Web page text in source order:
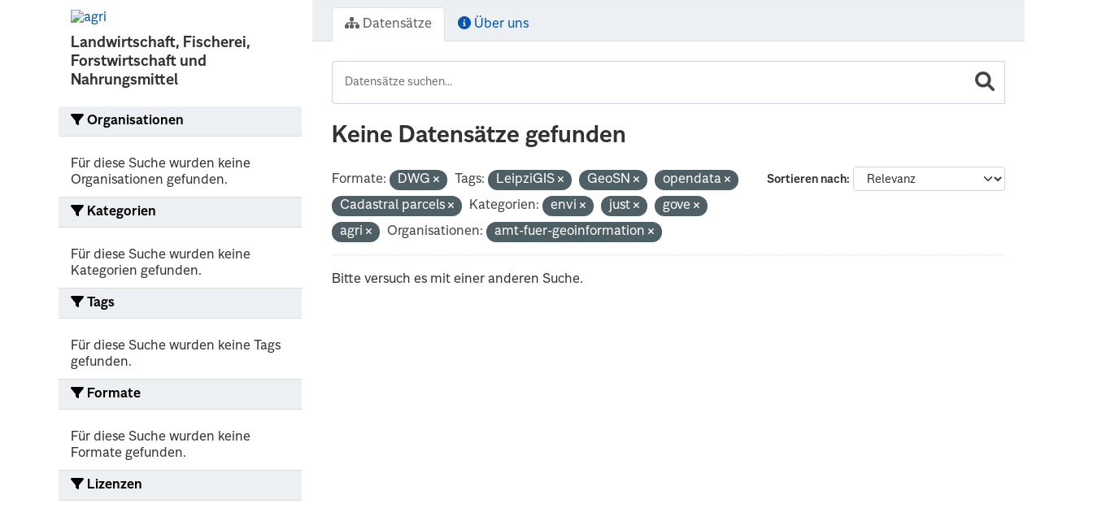
Landwirtschaft, Fischerei,
Forstwirtschaft und
Nahrungsmittel
Organisationen
Für diese Suche wurden keine
Organisationen gefunden.
Kategorien
Für diese Suche wurden keine
Kategorien gefunden.
Tags
Für diese Suche wurden keine Tags
gefunden.
Formate
Für diese Suche wurden keine
Formate gefunden.
Lizenzen
Datensätze Über uns
Keine Datensätze gefunden
Sortieren nach
Formate: DWG Tags: LeipziGIS GeoSN
opendata
Cadastral parcels
Kategorien: envi just
gove
agri
Organisationen: amt-fuer-geoinformation
Bitte versuch es mit einer anderen Suche.